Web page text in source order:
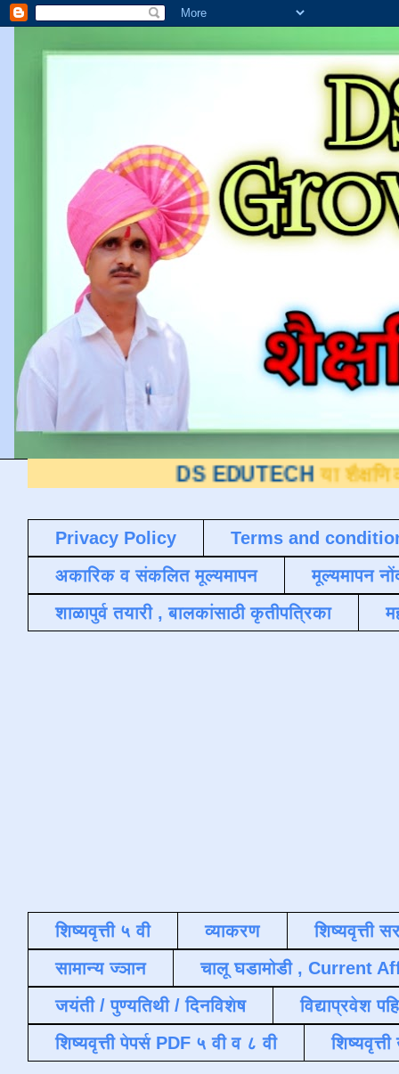
DS EDUTECH या शैक्षणिक ब्लॉगवर
Privacy Policy
Terms and
अकारिक व संकलित मूल्यमापन
मूल्यमापन
शाळापुर्व तयारी , बालकांसाठी कृतीपत्रिका
शिष्यवृत्ती ५ वी व्याकरण
शिष्यवृत्ती
सामान्य ज्ञान
चालू घडामोडी , Current
जयंती / पुण्यतिथी / दिनविशेष
विद्याप्रवेश
शिष्यवृत्ती पेपर्स PDF ५ वी व ८ वी